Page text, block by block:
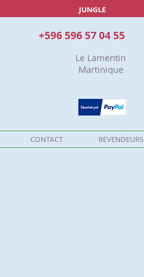
JUNGLE
Le Lamentin
Martinique
+596 596 57 04 55
CONTACT REVENDEURS